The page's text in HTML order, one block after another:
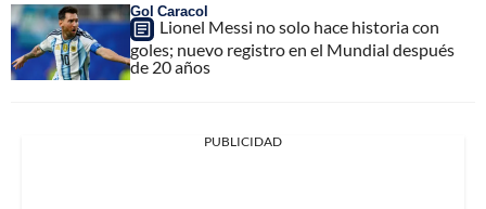
Gol Caracol
Lionel Messi no solo hace historia con
goles; nuevo registro en el Mundial después
de 20 años
PUBLICIDAD